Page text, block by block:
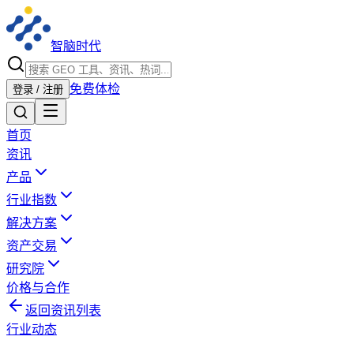
智脑时代
登录 / 注册 免费体检
首页
资讯
产品
行业指数
解决方案
资产交易
研究院
价格与合作
返回资讯列表
行业动态